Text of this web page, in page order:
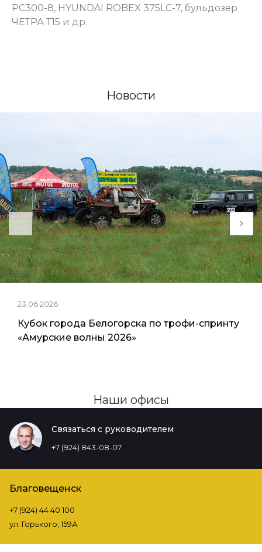
PC300-8, HYUNDAI ROBEX 375LC-7, бульдозер
ЧЕТРА Т15 и др.
Новости
23.06.2026
Кубок города Белогорска по трофи-спринту
«Амурские волны 2026»
Наши офисы
Связаться с руководителем
+7 (924) 843-08-07
Благовещенск
+7 (924) 44 40 100
ул. Горького, 159А